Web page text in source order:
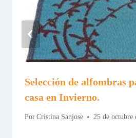
Selección de alfombras
casa en Invierno.
Por Cristina Sanjose 25 de octubre